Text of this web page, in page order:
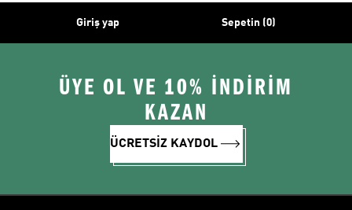
Giriş yap Sepetin (0)
ÜYE OL VE 10% İNDİRİM
KAZAN
ÜCRETSİZ KAYDOL